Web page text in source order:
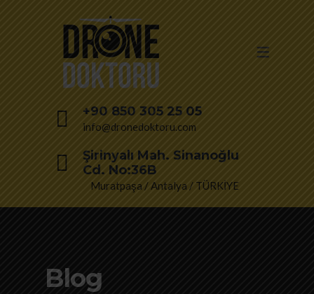
+90 850 305 25 05
info@dronedoktoru.com
Şirinyalı Mah. Sinanoğlu
Cd. No:36B
Muratpaşa / Antalya / TÜRKİYE
Blog